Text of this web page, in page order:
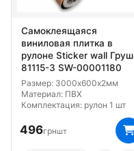
Самоклеящаяся
виниловая плитка в
рулоне Sticker wall
81115-3 SW-00001180
Размер: 3000х600х2мм
Материал: ПВХ
Комплектация: рулон 1 шт
496грншт